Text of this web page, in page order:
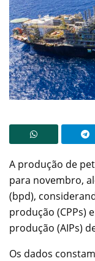
A produção de
para novembro,
(bpd),
produção (CPPs)
produção (AIPs)
Os dados